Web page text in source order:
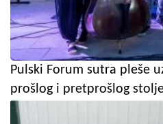
Pulski Forum sutra pleše
prošlog i pretprošlog